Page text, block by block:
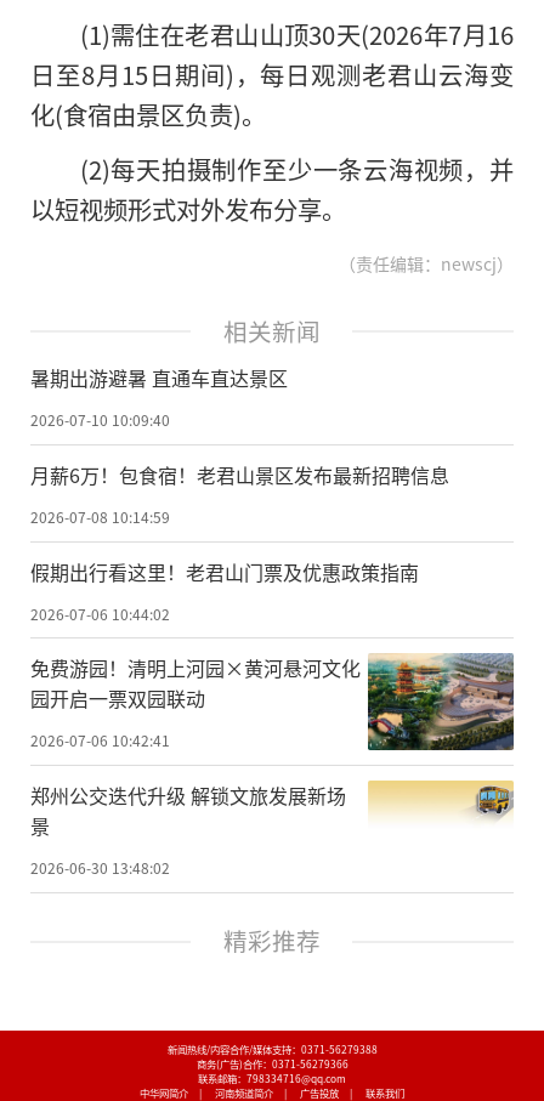
(1)需住在老君山山顶30天(2026年7月16
日至8月15日期间)，每日观测老君山云海变
化(食宿由景区负责)。
(2)每天拍摄制作至少一条云海视频，并
以短视频形式对外发布分享。
（责任编辑：newscj）
相关新闻
暑期出游避暑 直通车直达景区
2026-07-10 10:09:40
月薪6万！包食宿！老君山景区发布最新招聘信息
2026-07-08 10:14:59
假期出行看这里！老君山门票及优惠政策指南
2026-07-06 10:44:02
免费游园！清明上河园×黄河悬河文化
园开启一票双园联动
2026-07-06 10:42:41
郑州公交迭代升级 解锁文旅发展新场
景
2026-06-30 13:48:02
精彩推荐
新闻热线/内容合作/媒体支持： 0371-56279388
商务(广告)合作： 0371-56279366
联系邮箱：798334716@qq.com
中华网简介
| 河南频道简介 | 广告投放 |
联系我们